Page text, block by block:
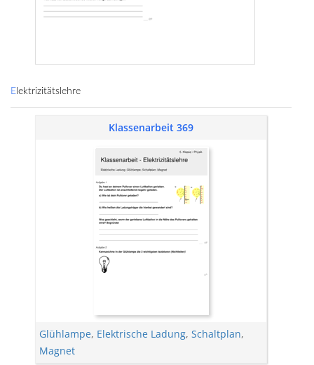
Elektrizitätslehre
Klassenarbeit 369
Glühlampe, Elektrische Ladung, Schaltplan,
Magnet